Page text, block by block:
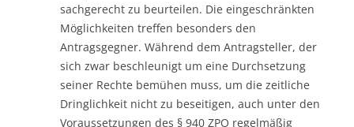
sachgerecht zu beurteilen. Die eingeschränkten
Möglichkeiten treffen besonders den
Antragsgegner. Während dem Antragsteller, der
sich zwar beschleunigt um eine Durchsetzung
seiner Rechte bemühen muss, um die zeitliche
Dringlichkeit nicht zu beseitigen, auch unter den
Voraussetzungen des § 940 ZPO regelmäßig